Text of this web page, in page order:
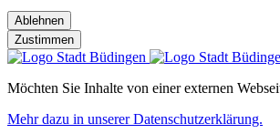
Ablehnen
Zustimmen
Möchten Sie Inhalte von einer externen
Mehr dazu in unserer Datenschutzerklärung.